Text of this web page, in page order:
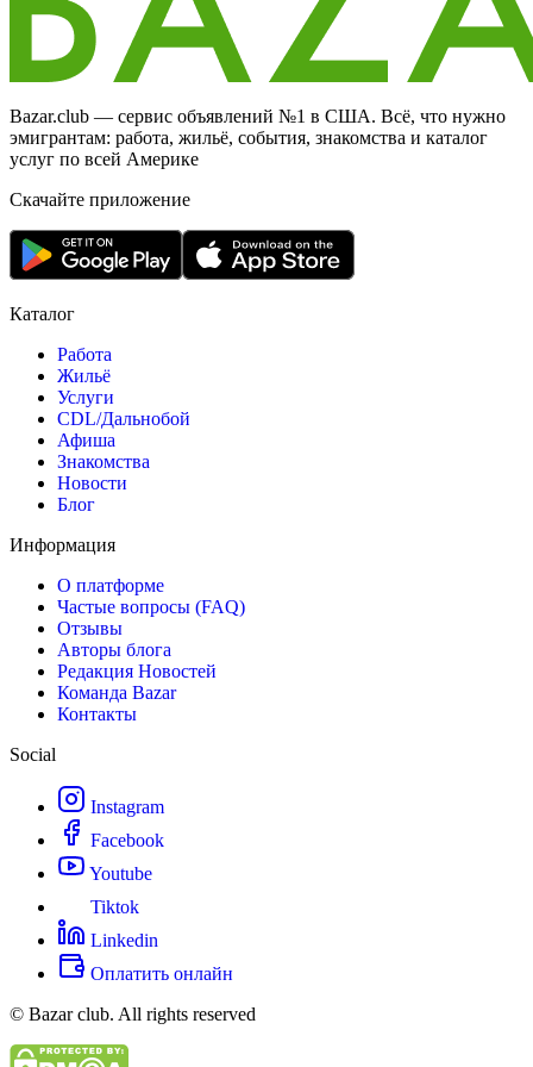
Bazar.club — сервис объявлений №1 в США. Всё, что нужно
эмигрантам: работа, жильё, события, знакомства и каталог
услуг по всей Америке
Скачайте приложение
Каталог
Работа
Жильё
Услуги
CDL/Дальнобой
Афиша
Знакомства
Новости
Блог
Информация
О платформе
Частые вопросы (FAQ)
Отзывы
Авторы блога
Редакция Новостей
Команда Bazar
Контакты
Social
Instagram
Facebook
Youtube
Tiktok
Linkedin
Оплатить онлайн
© Bazar club. All rights reserved